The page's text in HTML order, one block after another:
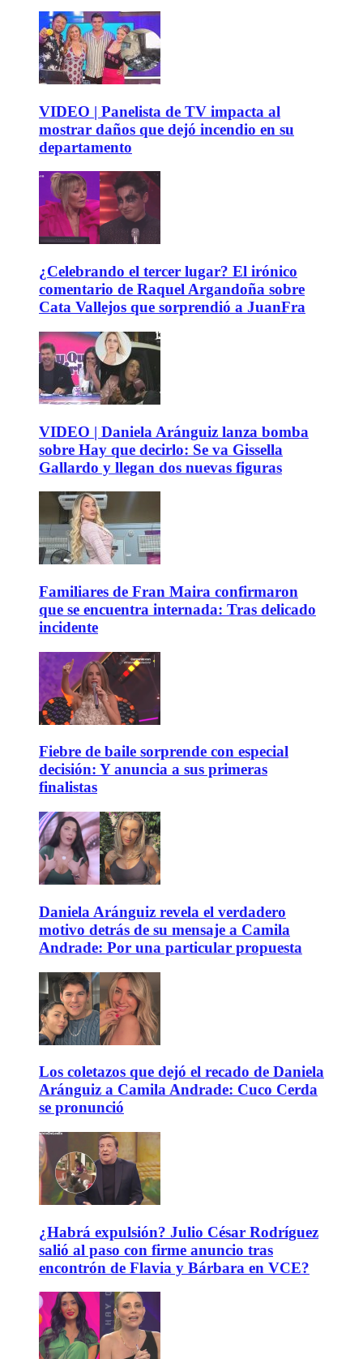
VIDEO | Panelista de TV impacta al
mostrar daños que dejó incendio en su
departamento
¿Celebrando el tercer lugar? El irónico
comentario de Raquel Argandoña sobre
Cata Vallejos que sorprendió a JuanFra
VIDEO | Daniela Aránguiz lanza bomba
sobre Hay que decirlo: Se va Gissella
Gallardo y llegan dos nuevas figuras
Familiares de Fran Maira confirmaron
que se encuentra internada: Tras delicado
incidente
Fiebre de baile sorprende con especial
decisión: Y anuncia a sus primeras
finalistas
Daniela Aránguiz revela el verdadero
motivo detrás de su mensaje a Camila
Andrade: Por una particular propuesta
Los coletazos que dejó el recado de Daniela
Aránguiz a Camila Andrade: Cuco Cerda
se pronunció
¿Habrá expulsión? Julio César Rodríguez
salió al paso con firme anuncio tras
encontrón de Flavia y Bárbara en VCE?